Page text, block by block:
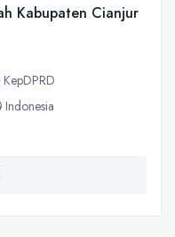
Kabupaten Cianjur
KepDPRD
Indonesia